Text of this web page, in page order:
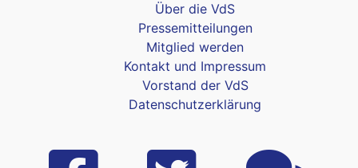
Über die VdS
Pressemitteilungen
Mitglied werden
Kontakt und Impressum
Vorstand der VdS
Datenschutzerklärung